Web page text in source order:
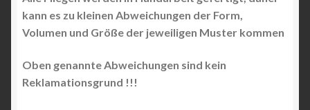
kann es zu kleinen Abweichungen der Form,
Volumen und Größe der jeweiligen Muster kommen
Oben genannte Abweichungen sind kein
Reklamationsgrund !!!